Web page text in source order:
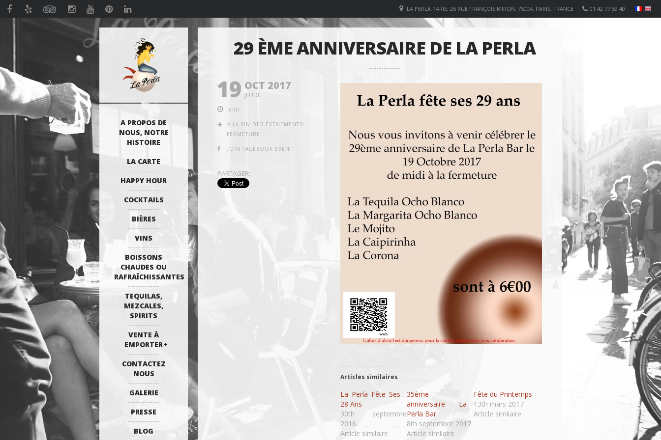
01 42 77 59 40
LA PERLA PARIS, 26 RUE FRANÇOIS MIRON, 75004, PARIS, FRANCE
A PROPOS DE
NOUS, NOTRE
HISTOIRE
LA CARTE
HAPPY HOUR
COCKTAILS
BIÈRES
VINS
BOISSONS
CHAUDES OU
RAFRAÎCHISSANTES
TEQUILAS,
MEZCALES,
SPIRITS
VENTE À
EMPORTER
CONTACTEZ
NOUS
GALERIE
PRESSE
BLOG
29 ÈME ANNIVERSAIRE DE LA PERLA
19 OCT 2017
JEUDI
midi
A LA FIN DES ÉVÈNEMENTS:
FERMETURE
JOIN FACEBOOK EVENT
PARTAGER:
Articles similaires
La Perla Fête Ses
28 Ans
30th septembre
2016
Article similaire
35ème
anniversaire La
Perla Bar
8th septembre 2017
Article similaire
Fête du Printemps
13th mars 2017
Article similaire